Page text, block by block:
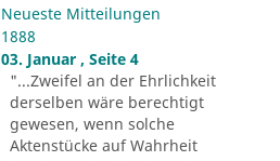
Neueste Mitteilungen
1888
03. Januar , Seite 4
"...Zweifel an der Ehrlichkeit
derselben wäre berechtigt
gewesen, wenn solche
Aktenstücke auf Wahrheit